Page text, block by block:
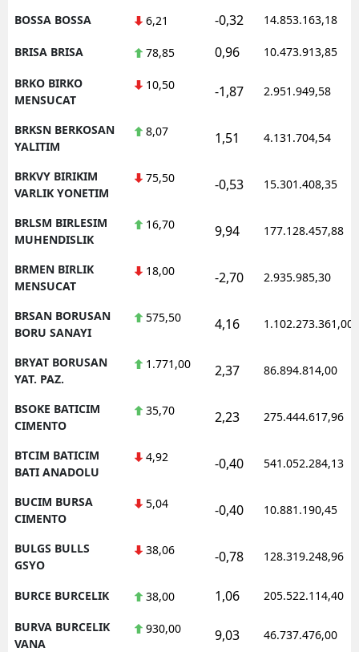
BOSSA BOSSA 6,21 -0,32 14.853.163,18
BRISA BRISA 78,85 0,96 10.473.913,85
BRKO BIRKO
MENSUCAT
10,50 -1,87 2.951.949,58
BRKSN BERKOSAN
YALITIM
8,07 1,51 4.131.704,54
BRKVY BIRIKIM
VARLIK YONETIM
75,50 -0,53 15.301.408,35
BRLSM BIRLESIM
MUHENDISLIK
16,70 9,94 177.128.457,88
BRMEN BIRLIK
MENSUCAT
18,00 -2,70 2.935.985,30
BRSAN BORUSAN
BORU SANAYI
575,50 4,16 1.102.273.361,00
BRYAT BORUSAN
YAT. PAZ.
1.771,00 2,37 86.894.814,00
BSOKE BATICIM
CIMENTO
35,70 2,23 275.444.617,96
BTCIM BATICIM
BATI ANADOLU
4,92 -0,40 541.052.284,13
BUCIM BURSA
CIMENTO
5,04 -0,40 10.881.190,45
BULGS BULLS
GSYO
38,06 -0,78 128.319.248,96
BURCE BURCELIK 38,00 1,06 205.522.114,40
BURVA BURCELIK
VANA
930,00 9,03 46.737.476,00